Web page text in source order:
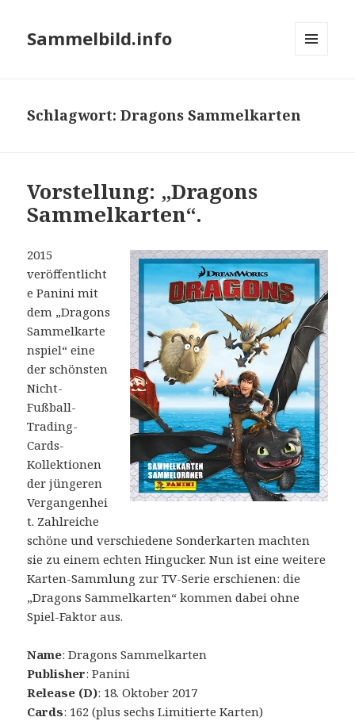
Sammelbild.info
Schlagwort:Dragons Sammelkarten
Vorstellung: „Dragons
Sammelkarten“.
2015
veröffentlicht
e Panini mit
dem „Dragons
Sammelkarte
nspiel“ eine
der schönsten
Nicht-
Fußball-
Trading-
Cards-
Kollektionen
der jüngeren
Vergangenhei
t. Zahlreiche
schöne und verschiedene Sonderkarten machten
sie zu einem echten Hingucker. Nun ist eine weitere
Karten-Sammlung zur TV-Serie erschienen: die
„Dragons Sammelkarten“ kommen dabei ohne
Spiel-Faktor aus.
Name: Dragons Sammelkarten
Publisher: Panini
Release (D): 18. Oktober 2017
Cards: 162 (plus sechs Limitierte Karten)